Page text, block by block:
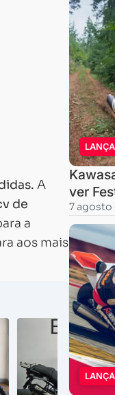
A
de
a
aos mais
ver
7 agosto